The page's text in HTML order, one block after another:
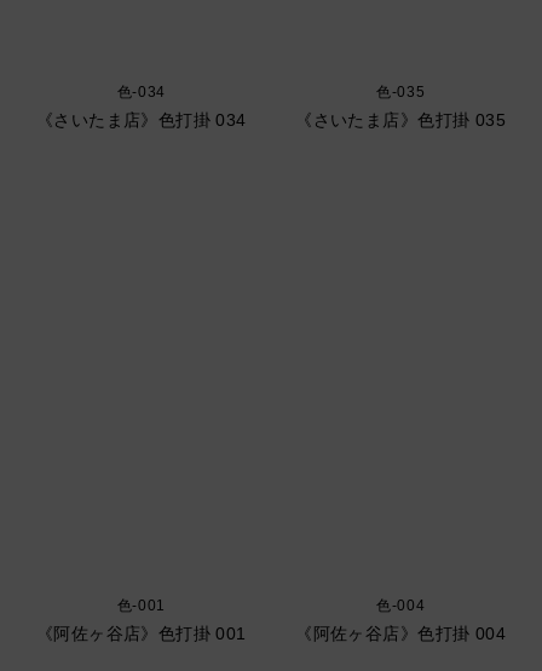
色-034
《さいたま店》色打掛 034
色-035
《さいたま店》色打掛 035
色-001
《阿佐ヶ谷店》色打掛 001
色-004
《阿佐ヶ谷店》色打掛 004